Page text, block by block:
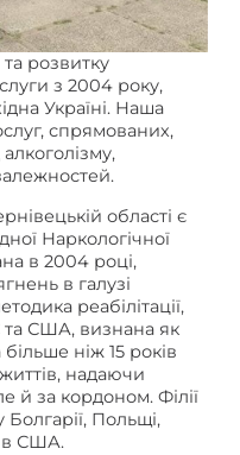
розвитку
з 2004 року,
Україні. Наша
спрямованих,
області є
Наркологічної
в 2004 році,
в галузі
реабілітації,
та США, визнана як
ніж 15 років
надаючи
й за кордоном. Філії
Польщі,
в США.